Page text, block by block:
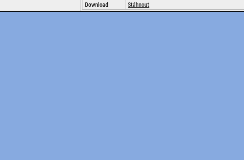
Download
Stáhnout